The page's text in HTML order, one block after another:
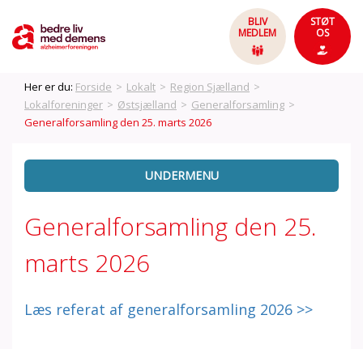
BLIV
MEDLEM
STØT
OS
Her er du: Forside > Lokalt > Region Sjælland >
Lokalforeninger > Østsjælland > Generalforsamling >
Generalforsamling den 25. marts 2026
UNDERMENU
Generalforsamling den 25.
marts 2026
Læs referat af generalforsamling 2026 >>